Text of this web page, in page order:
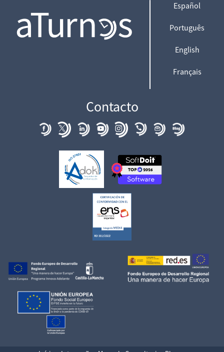
Español
Português
English
Français
Contacto